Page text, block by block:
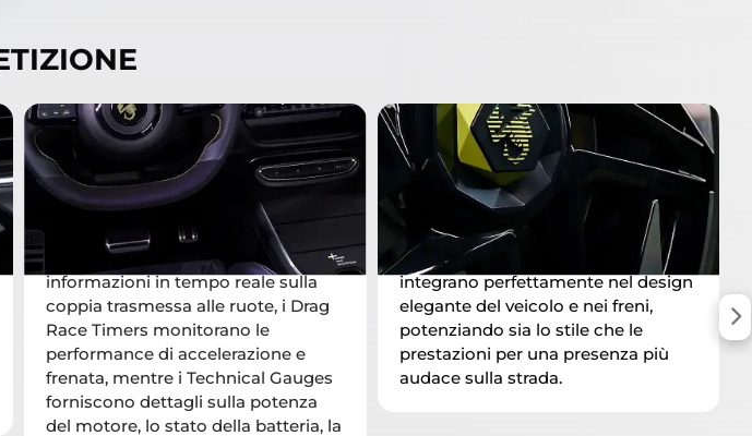
PERFORMANCE
Massime prestazioni, in modo
rapido e intuitivo, grazie alle
esclusive Performance Pages: il
Torque Management offre
informazioni in tempo reale sulla
coppia trasmessa alle ruote, i Drag
Race Timers monitorano le
performance di accelerazione e
frenata, mentre i Technical Gauges
forniscono dettagli sulla potenza
del motore, lo stato della batteria, la
CERCHI IN LEGA DA 20”
I cerchi in lega da 20? presentano
linee taglienti e robuste, ispirate alle
iconiche chele dello scorpione. Con
i loro coprimozzi distintivi, si
integrano perfettamente nel design
elegante del veicolo e nei freni,
potenziando sia lo stile che le
prestazioni per una presenza più
audace sulla strada.